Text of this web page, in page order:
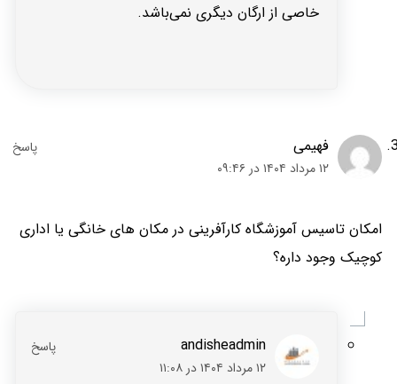
خاصی از ارگان دیگری نمی‌باشد.
فهیمی
۱۲ مرداد ۱۴۰۴ در ۰۹:۴۶
امکان تاسیس آموزشگاه کارآفرینی در مکان‌ های خانگی یا اداری
کوچیک وجود داره؟
andisheadmin
۱۲ مرداد ۱۴۰۴ در ۱۱:۰۸